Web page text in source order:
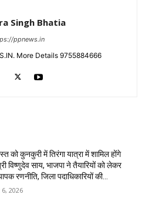
Singh Bhatia
ppnews.in
More Details 9755884666
को कुनकुरी में तिरंगा यात्रा में शामिल होंगे
विष्णुदेव साय, भाजपा ने तैयारियों को लेकर
रणनीति, जिला पदाधिकारियों की...
2026